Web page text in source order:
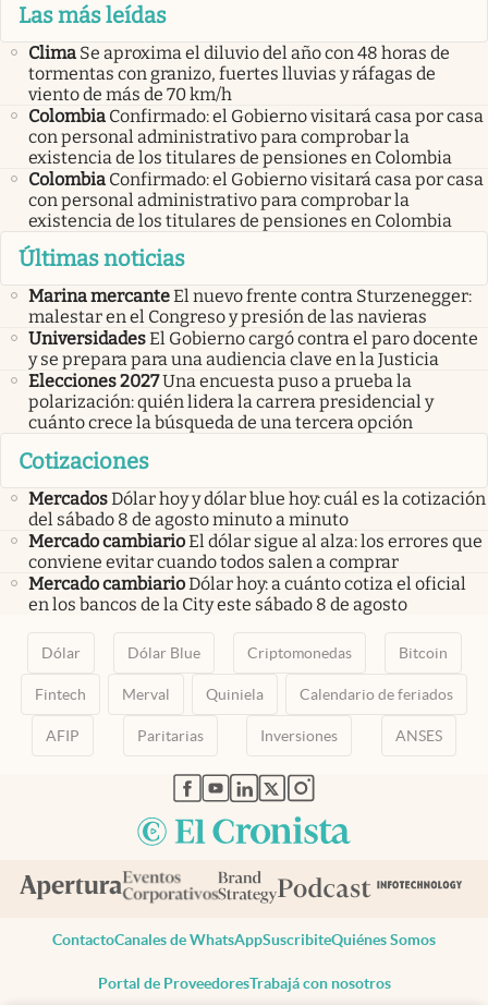
Las más leídas
Clima Se aproxima el diluvio del año con 48 horas de
tormentas con granizo, fuertes lluvias y ráfagas de
viento de más de 70 km/h
Colombia Confirmado: el Gobierno visitará casa por casa
con personal administrativo para comprobar la
existencia de los titulares de pensiones en Colombia
Colombia Confirmado: el Gobierno visitará casa por casa
con personal administrativo para comprobar la
existencia de los titulares de pensiones en Colombia
Últimas noticias
Marina mercanteEl nuevo frente contra Sturzenegger:
malestar en el Congreso y presión de las navieras
UniversidadesEl Gobierno cargó contra el paro docente
y se prepara para una audiencia clave en la Justicia
Elecciones 2027Una encuesta puso a prueba la
polarización: quién lidera la carrera presidencial y
cuánto crece la búsqueda de una tercera opción
Cotizaciones
MercadosDólar hoy y dólar blue hoy: cuál es la cotización
del sábado 8 de agosto minuto a minuto
Mercado cambiarioEl dólar sigue al alza: los errores que
conviene evitar cuando todos salen a comprar
Mercado cambiarioDólar hoy: a cuánto cotiza el oficial
en los bancos de la City este sábado 8 de agosto
Dólar Dólar Blue Criptomonedas Bitcoin
Fintech Merval Quiniela Calendario de feriados
AFIP Paritarias Inversiones ANSES
abre en nueva pestaña
abre en nueva pestaña
abre en nueva pestaña
abre en nueva pestaña
abre en nueva pestaña
ContactoCanales de WhatsAppSuscribiteQuiénes Somos
Portal de ProveedoresTrabajá con nosotros